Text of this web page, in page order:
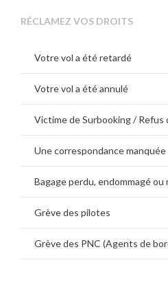
RÉCLAMEZ VOS DROITS
Votre vol a été retardé
Votre vol a été annulé
Victime de Surbooking / Refus
Une correspondance manquée
Bagage perdu, endommagé ou
Grève des pilotes
Grève des PNC (Agents de